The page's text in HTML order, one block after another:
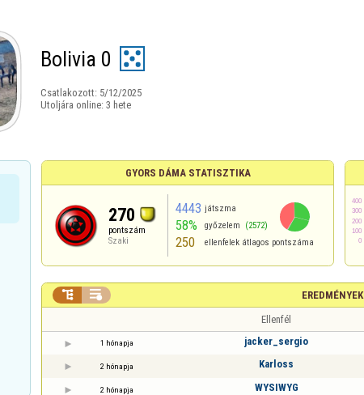
Bolivia 0
Csatlakozott: 5/12/2025
Utoljára online: 3 hete
GYORS DÁMA STATISZTIKA
270
pontszám
Szaki
4443 játszma
58% győzelem (2572)
250 ellenfelek átlagos pontszáma
EREDMÉNYEK
 
Ellenfél
1 hónapja jacker_sergio
2 hónapja Karloss
2 hónapja WYSIWYG